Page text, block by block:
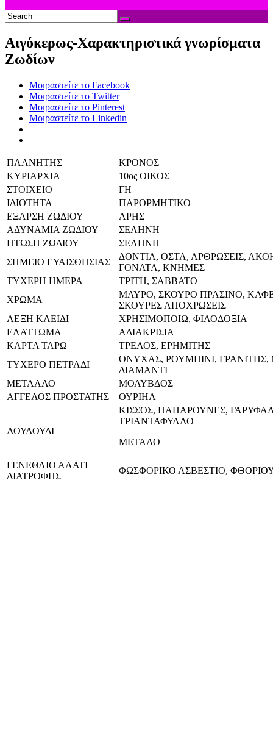
Αιγόκερως-Χαρακτηριστικά γνωρίσματα
Ζωδίων
Μοιραστείτε το Facebook
Μοιραστείτε το Twitter
Μοιραστείτε το Pinterest
Μοιραστείτε το Linkedin
ΠΛΑΝΗΤΗΣ
ΚΡΟΝΟΣ
ΚΥΡΙΑΡΧΙΑ
10ος ΟΙΚΟΣ
ΣΤΟΙΧΕΙΟ
ΓΗ
ΙΔΙΟΤΗΤΑ
ΠΑΡΟΡΜΗΤΙΚΟ
ΕΞΑΡΣΗ ΖΩΔΙΟΥ
ΑΡΗΣ
ΑΔΥΝΑΜΙΑ ΖΩΔΙΟΥ
ΣΕΛΗΝΗ
ΠΤΩΣΗ ΖΩΔΙΟΥ
ΣΕΛΗΝΗ
ΣΗΜΕΙΟ ΕΥΑΙΣΘΗΣΙΑΣ
ΔΟΝΤΙΑ, ΟΣΤΑ, ΑΡΘΡΩΣΕΙΣ,
ΓΟΝΑΤΑ, ΚΝΗΜΕΣ
ΤΥΧΕΡΗ ΗΜΕΡΑ
ΤΡΙΤΗ, ΣΑΒΒΑΤΟ
ΧΡΩΜΑ
ΜΑΥΡΟ, ΣΚΟΥΡΟ ΠΡΑΣΙΝΟ,
ΣΚΟΥΡΕΣ ΑΠΟΧΡΩΣΕΙΣ
ΛΕΞΗ ΚΛΕΙΔΙ
ΧΡΗΣΙΜΟΠΟΙΩ, ΦΙΛΟΔΟΞΙΑ
ΕΛΑΤΤΩΜΑ
ΑΔΙΑΚΡΙΣΙΑ
ΚΑΡΤΑ ΤΑΡΩ
ΤΡΕΛΟΣ, ΕΡΗΜΙΤΗΣ
ΤΥΧΕΡΟ ΠΕΤΡΑΔΙ
ΟΝΥΧΑΣ, ΡΟΥΜΠΙΝΙ,
ΔΙΑΜΑΝΤΙ
ΜΕΤΑΛΛΟ
ΜΟΛΥΒΔΟΣ
ΑΓΓΕΛΟΣ ΠΡΟΣΤΑΤΗΣ
ΟΥΡΙΗΛ
ΛΟΥΛΟΥΔΙ
ΚΙΣΣΟΣ, ΠΑΠΑΡΟΥΝΕΣ,
ΤΡΙΑΝΤΑΦΥΛΛΟ
ΜΕΤΑΛΟ
ΓΕΝΕΘΛΙΟ ΑΛΑΤΙ
ΔΙΑΤΡΟΦΗΣ
ΦΩΣΦΟΡΙΚΟ ΑΣΒΕΣΤΙΟ,